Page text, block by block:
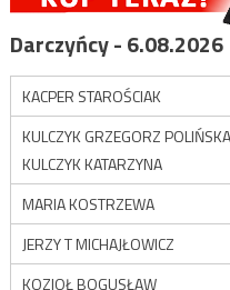
Darczyńcy - 6.08.2026
KACPER STAROŚCIAK
KULCZYK GRZEGORZ
KULCZYK KATARZYNA
MARIA KOSTRZEWA
JERZY T MICHAJŁOWICZ
KOZIOŁ BOGUSŁAW